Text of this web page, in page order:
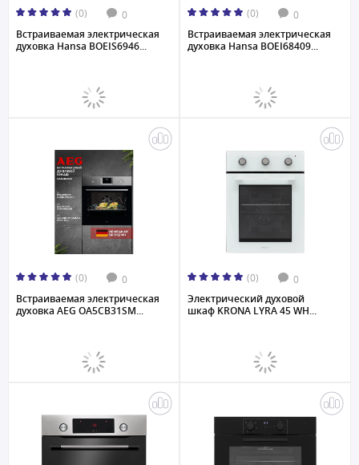
(0) 0
Встраиваемая электрическая
духовка Hansa BOEIS6946...
(0) 0
Встраиваемая электрическая
духовка Hansa BOEI68409...
(0) 0
Встраиваемая электрическая
духовка AEG OA5CB31SM...
(0) 0
Электрический духовой
шкаф KRONA LYRA 45 WH...